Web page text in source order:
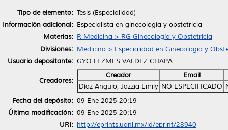
Tipo de elemento: Tesis (Especialidad)
Información adicional: Especialista en ginecología y obstetricia
Materias: R Medicina > RG Ginecología y Obstetricia
Divisiones: Medicina > Especialidad en Ginecologia y
Usuario depositante: GYO LEZMES VALDEZ CHAPA
Creadores:
Creador
Email
Díaz Angulo, Jazzia Emily NO ESPECIFICADO
Fecha del depósito: 09 Ene 2025 20:19
Última modificación: 09 Ene 2025 20:19
URI: http://eprints.uanl.mx/id/eprint/28940